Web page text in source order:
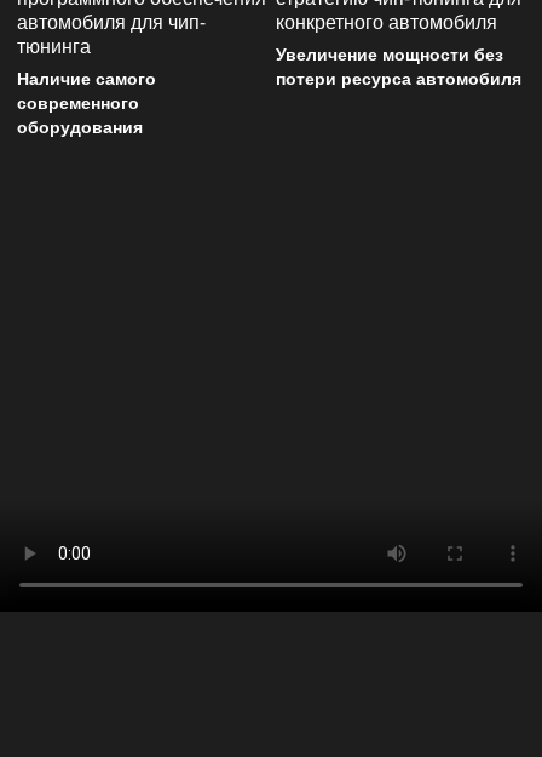
Наличие самого
современного
оборудования
Увеличение мощности без
потери ресурса автомобиля